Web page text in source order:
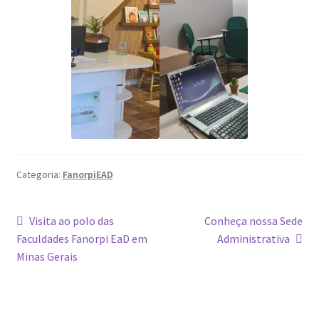
Categoria: FanorpiEAD
Visita ao polo das
Faculdades Fanorpi EaD em
Minas Gerais
Conheça nossa Sede
Administrativa